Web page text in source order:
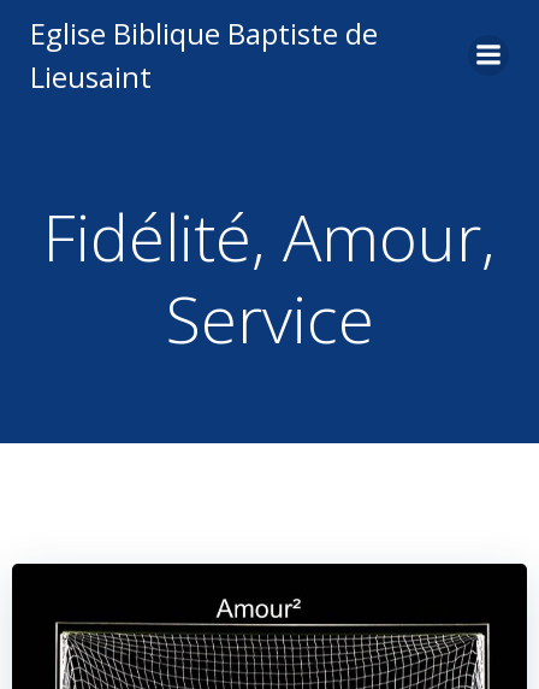
au
Eglise Biblique Baptiste de
Lieusaint
Fidélité, Amour,
Service